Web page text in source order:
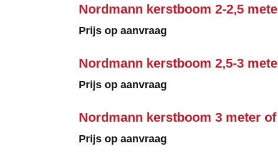
Nordmann kerstboom 2-2,5
Prijs op aanvraag
Nordmann kerstboom 2,5-3
Prijs op aanvraag
Nordmann kerstboom 3 meter
Prijs op aanvraag